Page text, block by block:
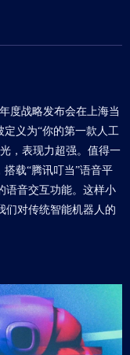
度战略发布会在上海当
定义为“你的第一款人工
，表现力超强。值得一
载“腾讯叮当”语音平
语音交互功能。这样小
们对传统智能机器人的